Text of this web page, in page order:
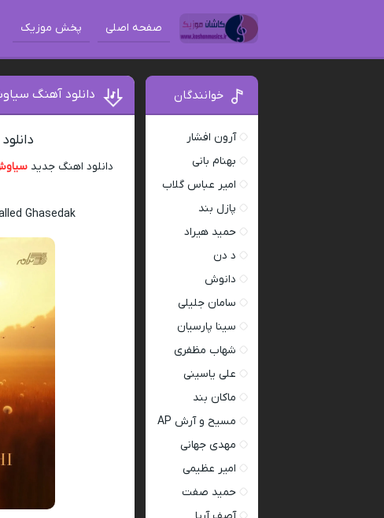
صفحه اصلی پخش موزیک
دانلود آهنگ
دانلود اهنگ جدید
Ghasedak
خوانندگان
آرون افشار
بهنام بانی
امیر عباس گلاب
پازل بند
حمید هیراد
د دن
دانوش
سامان جلیلی
سینا پارسیان
شهاب مظفری
علی یاسینی
ماکان بند
مسیح و آرش AP
مهدی جهانی
امیر عظیمی
حمید صفت